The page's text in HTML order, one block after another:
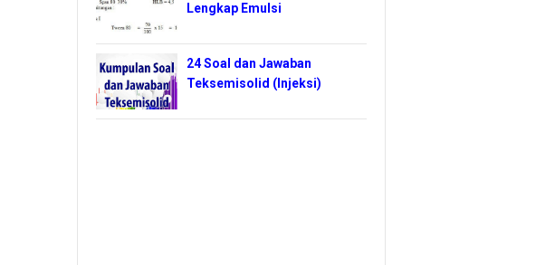
Lengkap Emulsi
24 Soal dan Jawaban
Teksemisolid (Injeksi)